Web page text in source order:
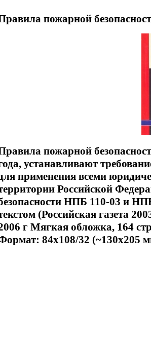
пожарной
пожарной
устанавливают
применения всеми
Российской
НПБ 110-03 и
(Российская газета
г Мягкая обложка, 164
84x108/32 (~130х205